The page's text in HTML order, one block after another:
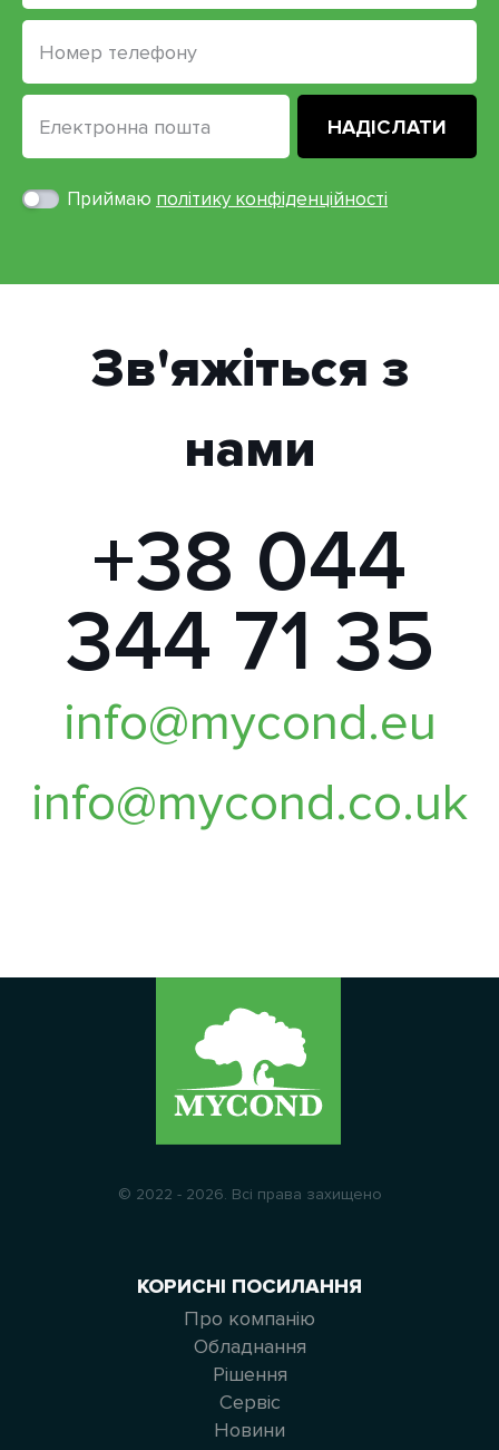
Приймаю політику конфіденційності
Зв'яжіться з
нами
+38 044
344 71 35
info@mycond.eu
info@mycond.co.uk
© 2022 - 2026. Всі права захищено
КОРИСНІ ПОСИЛАННЯ
Про компанію
Обладнання
Рішення
Сервіс
Новини